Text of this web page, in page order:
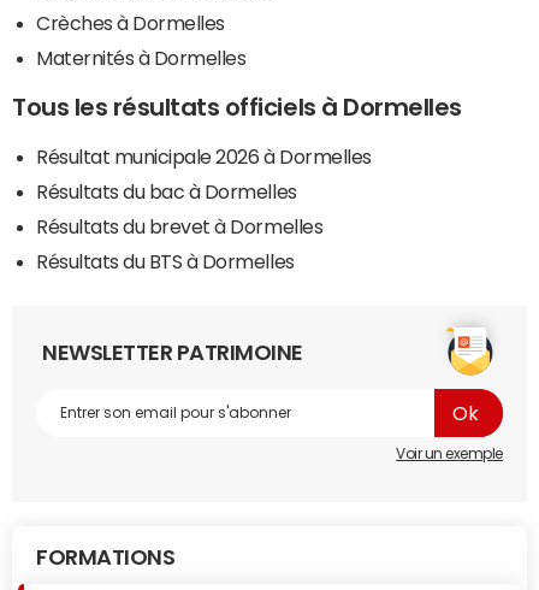
Crèches à Dormelles
Maternités à Dormelles
Tous les résultats officiels à Dormelles
Résultat municipale 2026 à Dormelles
Résultats du bac à Dormelles
Résultats du brevet à Dormelles
Résultats du BTS à Dormelles
NEWSLETTER PATRIMOINE
Voir un exemple
FORMATIONS